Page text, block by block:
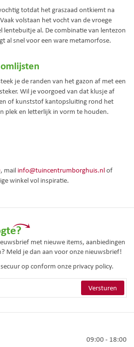
totdat het graszaad ontkiemt na
volstaan het vocht van de vroege
lentebuitje al. De combinatie van lentezon
al snel voor een ware metamorfose.
je de randen van het gazon af met een
Wil je voorgoed van dat klusje af
of kunststof kantopsluiting rond het
plek en letterlijk in vorm te houden.
, mail info@tuincentrumborghuis.nlof
winkel vol inspiratie.
met nieuwe items, aanbiedingen
Meld je dan aan voor onze nieuwsbrief!
op conform onze privacy policy.
09:00 - 18:00